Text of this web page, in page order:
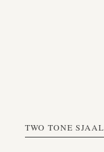
TWO TONE SJAAL